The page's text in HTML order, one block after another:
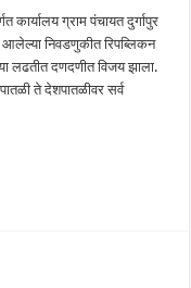
कार्यालय ग्राम पंचायत दुर्गापुर
आलेल्या निवडणुकीत रिपब्लिकन
लढतीत दणदणीत विजय झाला.
ते देशपातळीवर सर्व